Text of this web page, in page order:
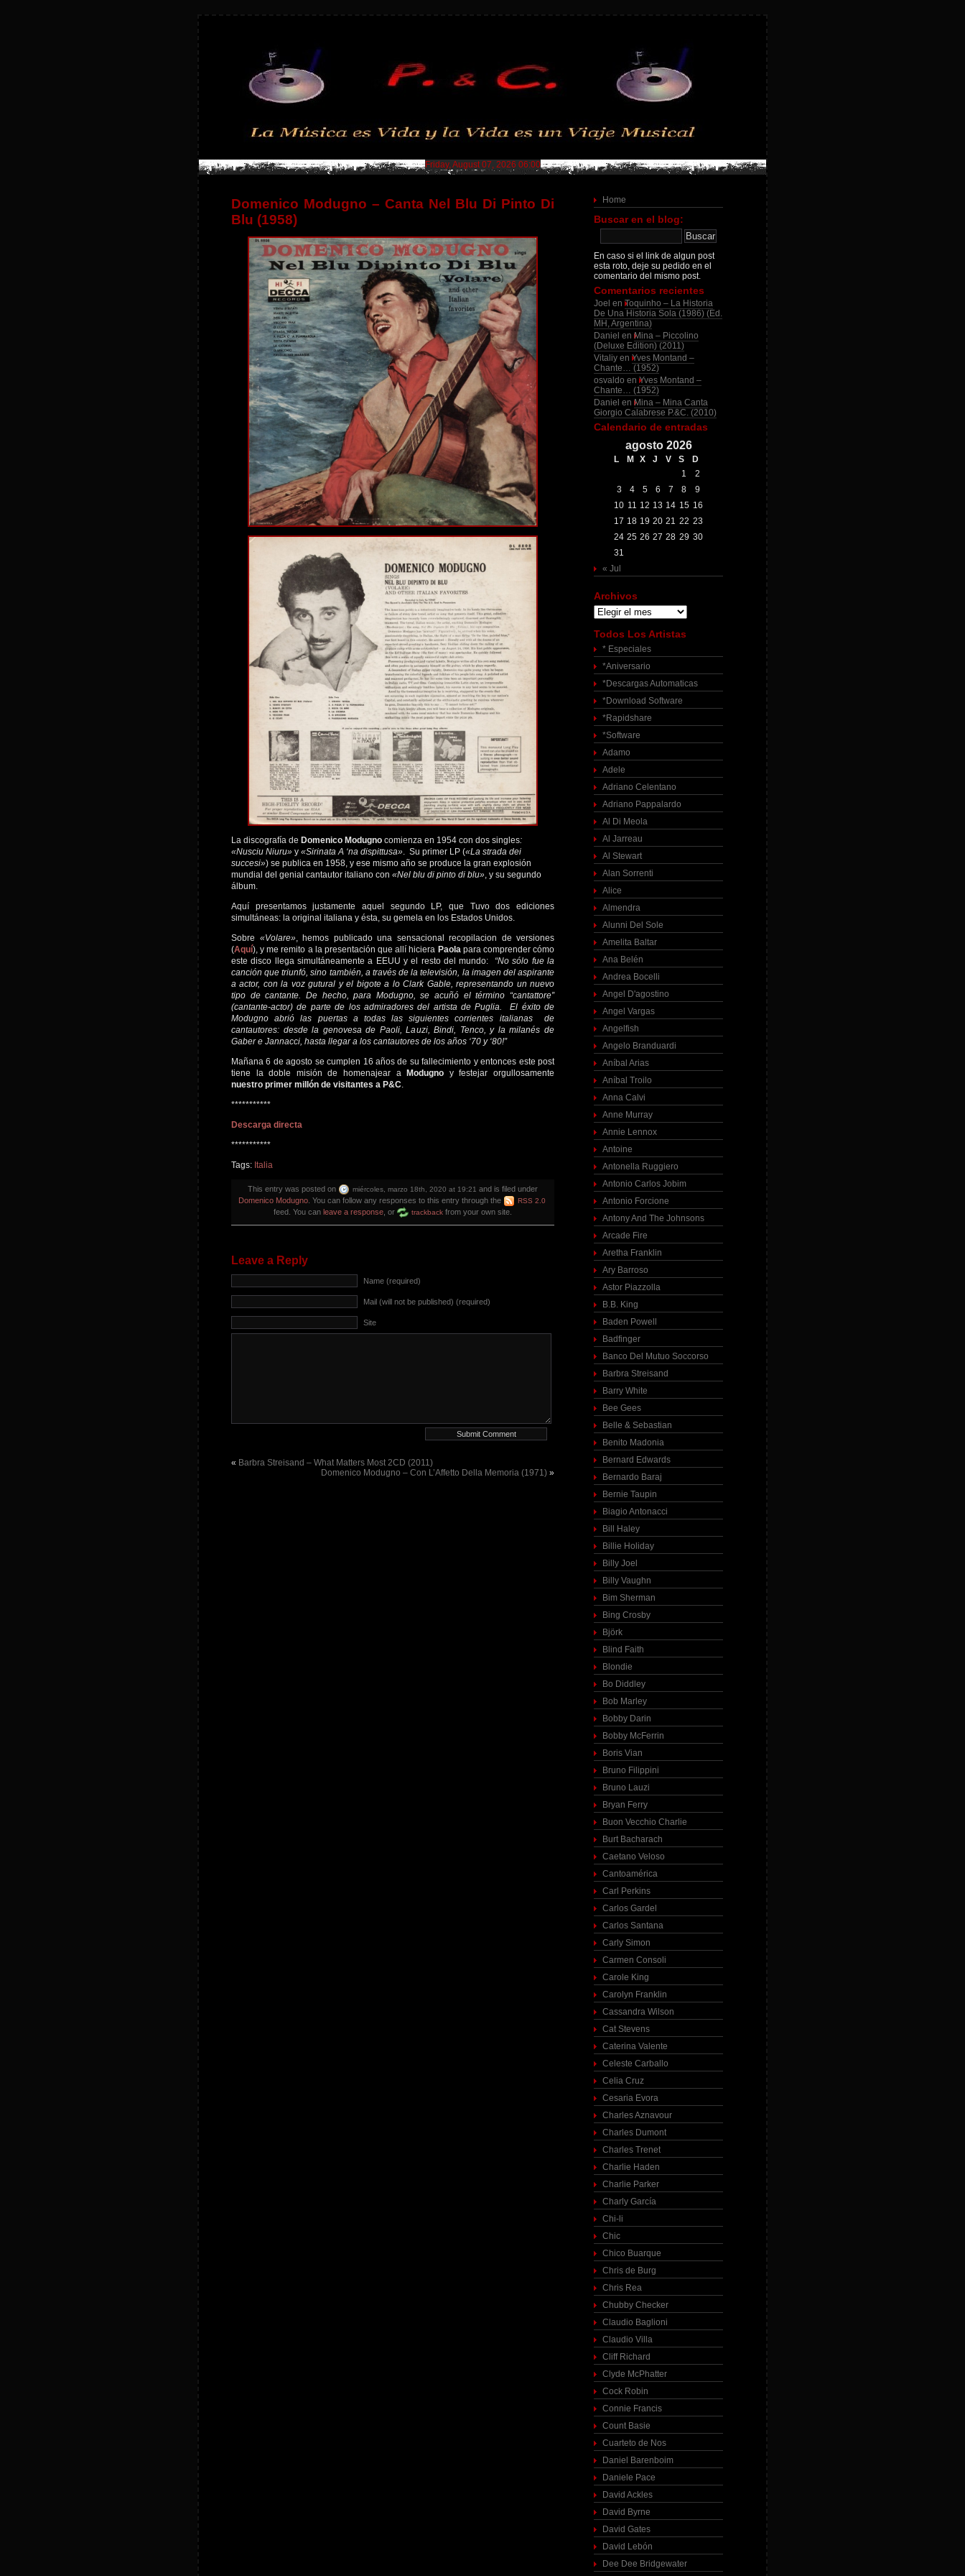
Friday, August 07, 2026 06:00
Domenico Modugno – Canta Nel Blu Di Pinto Di
Blu (1958)
La discografía de Domenico Modugno comienza en 1954 con dos singles:
«Nusciu Niuru» y «Sirinata A ‘na dispittusa». Su primer LP («La strada dei
succesi») se publica en 1958, y ese mismo año se produce la gran explosión
mundial del genial cantautor italiano con «Nel blu di pinto di blu», y su segundo
álbum.
Aquí presentamos justamente aquel segundo LP, que Tuvo dos ediciones
simultáneas: la original italiana y ésta, su gemela en los Estados Unidos.
Sobre «Volare», hemos publicado una sensacional recopilacion de versiones
(Aquí), y me remito a la presentación que allí hiciera Paolapara comprender cómo
este disco llega simultáneamente a EEUU y el resto del mundo: “No sólo fue la
canción que triunfó, sino también, a través de la televisión, la imagen del aspirante
a actor, con la voz gutural y el bigote a lo Clark Gable, representando un nuevo
tipo de cantante. De hecho, para Modugno, se acuñó el término “cantattore”
(cantante-actor) de parte de los admiradores del artista de Puglia. El éxito de
Modugno abrió las puertas a todas las siguientes corrientes italianas de
cantautores: desde la genovesa de Paoli, Lauzi, Bindi, Tenco, y la milanés de
Gaber e Jannacci, hasta llegar a los cantautores de los años ‘70 y ‘80!”
Mañana 6 de agosto se cumplen 16 años de su fallecimiento y entonces este post
tiene la doble misión de homenajear a
Modugno y festejar orgullosamente
nuestro primer millón de visitantes a P&C.
***********
Descarga directa
***********
Tags: Italia
This entry was posted on miércoles, marzo 18th, 2020 at 19:21 and is filed under
Domenico Modugno . You can follow any responses to this entry through the RSS 2.0
feed. You can leave a response , or trackback from your own site.
Leave a Reply
Name (required)
Mail (will not be published) (required)
Site
« Barbra Streisand – What Matters Most 2CD (2011)
Domenico Modugno – Con L’Affetto Della Memoria (1971) »
Home
Buscar en el blog:
En caso si el link de algun post
esta roto, deje su pedido en el
comentario del mismo post.
Comentarios recientes
Joel en Toquinho – La Historia
De Una Historia Sola (1986) (Ed.
MH, Argentina)
Daniel en Mina – Piccolino
(Deluxe Edition) (2011)
Vitaliy en Yves Montand –
Chante… (1952)
osvaldo en Yves Montand –
Chante… (1952)
Daniel en Mina – Mina Canta
Giorgio Calabrese P.&C. (2010)
Calendario de entradas
agosto 2026
L M X J V S
D
1
2
3
4 5 6 7 8
9
10 11 12 13 14 15 16
17 18 19 20 21 22 23
24 25 26 27 28 29 30
31
« Jul
Archivos
Archivos
Todos Los Artistas
* Especiales
*Aniversario
*Descargas Automaticas
*Download Software
*Rapidshare
*Software
Adamo
Adele
Adriano Celentano
Adriano Pappalardo
Al Di Meola
Al Jarreau
Al Stewart
Alan Sorrenti
Alice
Almendra
Alunni Del Sole
Amelita Baltar
Ana Belén
Andrea Bocelli
Angel D'agostino
Angel Vargas
Angelfish
Angelo Branduardi
Aníbal Arias
Aníbal Troilo
Anna Calvi
Anne Murray
Annie Lennox
Antoine
Antonella Ruggiero
Antonio Carlos Jobim
Antonio Forcione
Antony And The Johnsons
Arcade Fire
Aretha Franklin
Ary Barroso
Astor Piazzolla
B.B. King
Baden Powell
Badfinger
Banco Del Mutuo Soccorso
Barbra Streisand
Barry White
Bee Gees
Belle & Sebastian
Benito Madonia
Bernard Edwards
Bernardo Baraj
Bernie Taupin
Biagio Antonacci
Bill Haley
Billie Holiday
Billy Joel
Billy Vaughn
Bim Sherman
Bing Crosby
Björk
Blind Faith
Blondie
Bo Diddley
Bob Marley
Bobby Darin
Bobby McFerrin
Boris Vian
Bruno Filippini
Bruno Lauzi
Bryan Ferry
Buon Vecchio Charlie
Burt Bacharach
Caetano Veloso
Cantoamérica
Carl Perkins
Carlos Gardel
Carlos Santana
Carly Simon
Carmen Consoli
Carole King
Carolyn Franklin
Cassandra Wilson
Cat Stevens
Caterina Valente
Celeste Carballo
Celia Cruz
Cesaria Evora
Charles Aznavour
Charles Dumont
Charles Trenet
Charlie Haden
Charlie Parker
Charly García
Chi-li
Chic
Chico Buarque
Chris de Burg
Chris Rea
Chubby Checker
Claudio Baglioni
Claudio Villa
Cliff Richard
Clyde McPhatter
Cock Robin
Connie Francis
Count Basie
Cuarteto de Nos
Daniel Barenboim
Daniele Pace
David Ackles
David Byrne
David Gates
David Lebón
Dee Dee Bridgewater